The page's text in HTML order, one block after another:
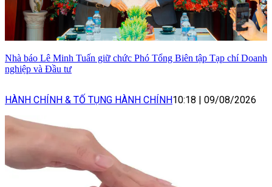
Nhà báo Lê Minh Tuấn giữ chức Phó Tổng Biên tập Tạp chí Doanh
nghiệp và Đầu tư
HÀNH CHÍNH & TỐ TỤNG HÀNH CHÍNH10:18 | 09/08/2026